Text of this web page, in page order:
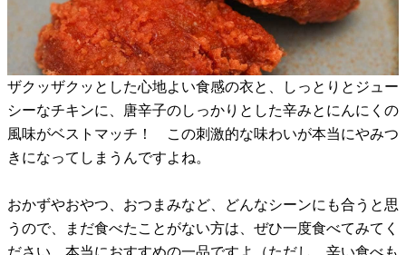
ザクッザクッとした心地よい食感の衣と、しっとりとジュー
シーなチキンに、唐辛子のしっかりとした辛みとにんにくの
風味がベストマッチ！ この刺激的な味わいが本当にやみつ
きになってしまうんですよね。
おかずやおやつ、おつまみなど、どんなシーンにも合うと思
うので、まだ食べたことがない方は、ぜひ一度食べてみてく
ださい。本当におすすめの一品ですよ（ただし、辛い食べも